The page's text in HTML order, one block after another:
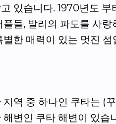
있습니다. 1970년도
들, 발리의 파도를 사
한 매력이 있는 멋진 섬
역 중 하나인 쿠타는 (
변인 쿠타 해변이 있습